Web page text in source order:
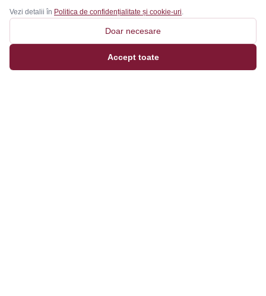
Vezi detalii în Politica de confidențialitate și cookie-uri.
Doar necesare
Accept toate